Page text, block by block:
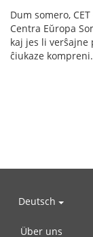
Dum somero,
Centra Eŭropa
kaj jes li verŝajne
ĉiukaze kompreni.
Deutsch
Über uns